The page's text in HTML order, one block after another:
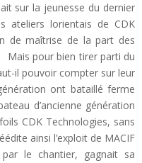
sur la jeunesse du dernier
ateliers lorientais de CDK
de maîtrise de la part des
Mais pour bien tirer parti du
il pouvoir compter sur leur
ont bataillé ferme
d’ancienne génération
CDK Technologies, sans
ainsi l’exploit de MACIF
le chantier, gagnait sa